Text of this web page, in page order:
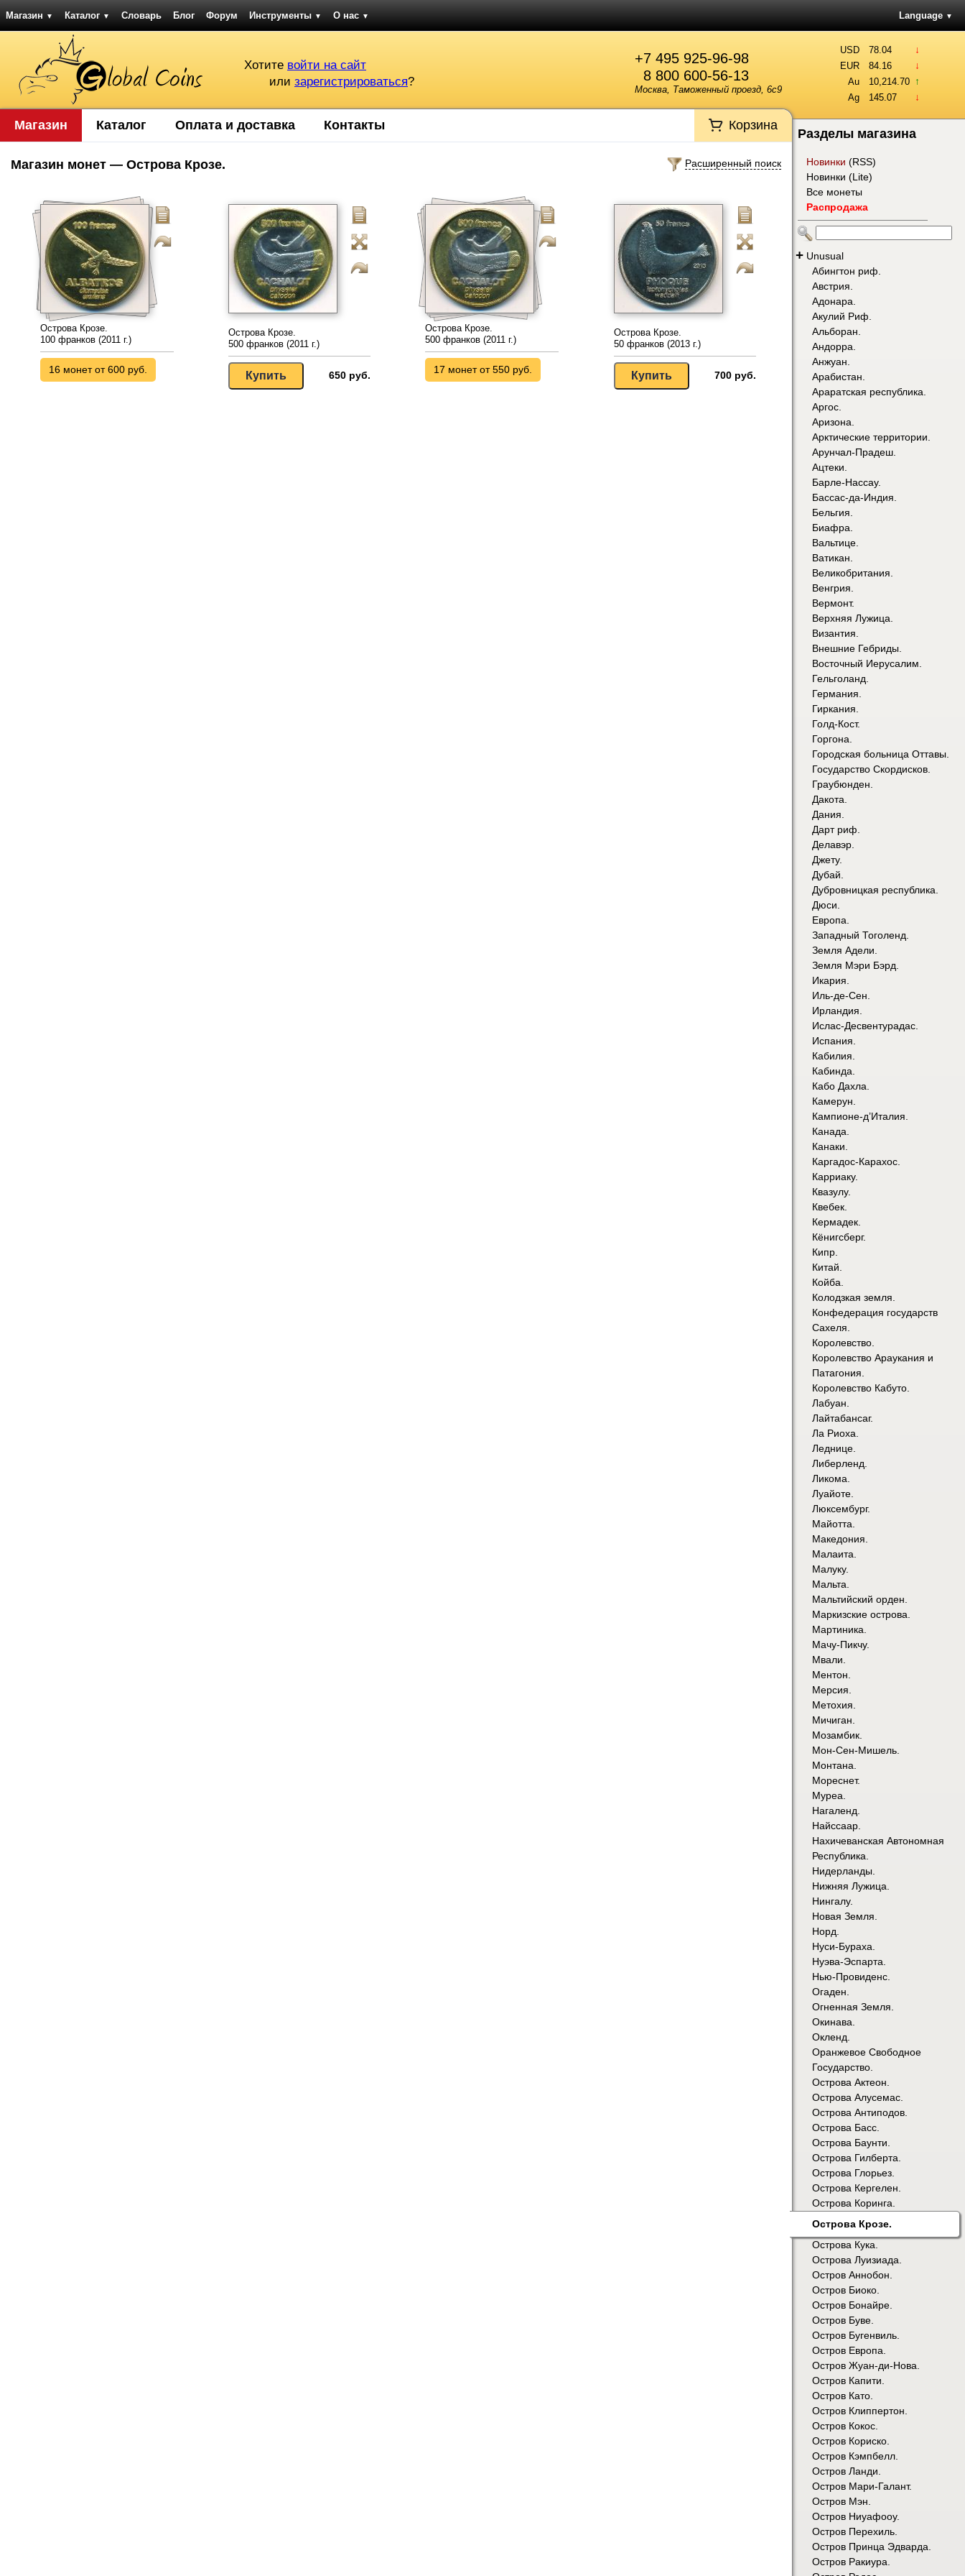
Магазин ▼ Каталог ▼ Словарь Блог Форум Инструменты ▼ О нас ▼ Language ▼
+7 495 925-96-98
8 800 600-56-13
Москва, Таможенный проезд, 6с9
Хотите войти на сайт
или зарегистрироваться?
USD 78.04 ↓
EUR 84.16 ↓
Au 10,214.70 ↑
Ag 145.07 ↓
Магазин Каталог Оплата и доставка Контакты Корзина
Расширенный поиск
Магазин монет — Острова Крозе.
Острова Крозе.
100 франков (2011 г.)
16 монет от 600 руб.
Острова Крозе.
500 франков (2011 г.)
650 руб.
Острова Крозе.
500 франков (2011 г.)
17 монет от 550 руб.
Острова Крозе.
50 франков (2013 г.)
700 руб.
Разделы магазина
Новинки (RSS)
Новинки (Lite)
Все монеты
Распродажа
+ Unusual
Абингтон риф.
Австрия.
Адонара.
Акулий Риф.
Альборан.
Андорра.
Анжуан.
Арабистан.
Араратская республика.
Аргос.
Аризона.
Арктические территории.
Арунчал-Прадеш.
Ацтеки.
Барле-Нассау.
Бассас-да-Индия.
Бельгия.
Биафра.
Вальтице.
Ватикан.
Великобритания.
Венгрия.
Вермонт.
Верхняя Лужица.
Византия.
Внешние Гебриды.
Восточный Иерусалим.
Гельголанд.
Германия.
Гиркания.
Голд-Кост.
Горгона.
Городская больница Оттавы.
Государство Скордисков.
Граубюнден.
Дакота.
Дания.
Дарт риф.
Делавэр.
Джету.
Дубай.
Дубровницкая республика.
Дюси.
Европа.
Западный Тоголенд.
Земля Адели.
Земля Мэри Бэрд.
Икария.
Иль-де-Сен.
Ирландия.
Ислас-Десвентурадас.
Испания.
Кабилия.
Кабинда.
Кабо Дахла.
Камерун.
Кампионе-д’Италия.
Канада.
Канаки.
Каргадос-Карахос.
Карриаку.
Квазулу.
Квебек.
Кермадек.
Кёнигсберг.
Кипр.
Китай.
Койба.
Колодзкая земля.
Конфедерация государств
Сахеля.
Королевство.
Королевство Араукания и
Патагония.
Королевство Кабуто.
Лабуан.
Лайтабансаг.
Ла Риоха.
Леднице.
Либерленд.
Ликома.
Луайоте.
Люксембург.
Майотта.
Македония.
Малаита.
Малуку.
Мальта.
Мальтийский орден.
Маркизские острова.
Мартиника.
Мачу-Пикчу.
Мвали.
Ментон.
Мерсия.
Метохия.
Мичиган.
Мозамбик.
Мон-Сен-Мишель.
Монтана.
Мореснет.
Муреа.
Нагаленд.
Найссаар.
Нахичеванская Автономная
Республика.
Нидерланды.
Нижняя Лужица.
Нингалу.
Новая Земля.
Норд.
Нуси-Бураха.
Нуэва-Эспарта.
Нью-Провиденс.
Огаден.
Огненная Земля.
Окинава.
Окленд.
Оранжевое Свободное
Государство.
Острова Актеон.
Острова Алусемас.
Острова Антиподов.
Острова Басс.
Острова Баунти.
Острова Гилберта.
Острова Глорьез.
Острова Кергелен.
Острова Коринга.
Острова Крозе.
Острова Кука.
Острова Луизиада.
Остров Аннобон.
Остров Биоко.
Остров Бонайре.
Остров Буве.
Остров Бугенвиль.
Остров Европа.
Остров Жуан-ди-Нова.
Остров Капити.
Остров Като.
Остров Клиппертон.
Остров Кокос.
Остров Кориско.
Остров Кэмпбелл.
Остров Ланди.
Остров Мари-Галант.
Остров Мэн.
Остров Ниуафооу.
Остров Перехиль.
Остров Принца Эдварда.
Остров Ракиура.